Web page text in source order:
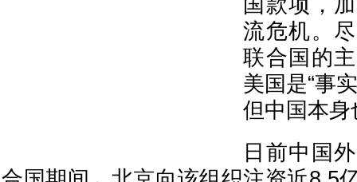
国款项，
流危机。
联合国的
美国是“事
但中国本
日前中国